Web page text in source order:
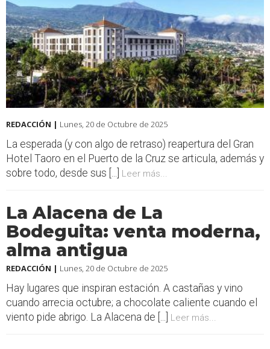
REDACCIÓN | Lunes, 20 de Octubre de 2025
La esperada (y con algo de retraso) reapertura del Gran
Hotel Taoro en el Puerto de la Cruz se articula, además y
sobre todo, desde sus [...] Leer más...
La Alacena de La
Bodeguita: venta moderna,
alma antigua
REDACCIÓN | Lunes, 20 de Octubre de 2025
Hay lugares que inspiran estación. A castañas y vino
cuando arrecia octubre; a chocolate caliente cuando el
viento pide abrigo. La Alacena de [...] Leer más...